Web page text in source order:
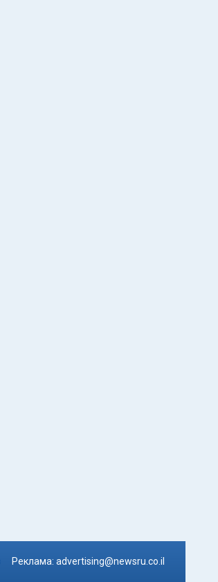
Реклама: advertising@newsru.co.il